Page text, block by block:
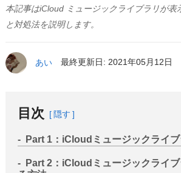
ソリューション
ストア
サポート
言語選択
本記事はiCloud ミュージックライブラリが表
と対処法を説明します。
あい 最終更新日: 2021年05月12日
目次 隠す
Part 1：iCloudミュージックライ
Part 2：iCloudミュージックライ